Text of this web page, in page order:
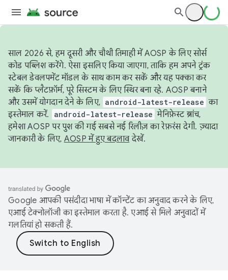
साल 2026 से, हम दूसरी और चौथी तिमाही में AOSP के लिए सोर्स
कोड पब्लिश करेंगे. ऐसा इसलिए किया जाएगा, ताकि हम अपने ट्रंक
स्टेबल डेवलपमेंट मॉडल के साथ काम कर सकें और यह पक्का कर
सकें कि प्लैटफ़ॉर्म, पूरे सिस्टम के लिए स्थिर बना रहे. AOSP बनाने
और उसमें योगदान देने के लिए, android-latest-release का
इस्तेमाल करें.
android-latest-release मेनिफ़ेस्ट ब्रांच,
हमेशा AOSP पर पुश की गई सबसे नई रिलीज़ का रेफ़रंस देगी. ज़्यादा
जानकारी के लिए, AOSP में हुए बदलावदेखें.
Google आपकी पसंदीदा भाषा में कॉन्टेंट का अनुवाद करने के लिए,
एआई टेक्नोलॉजी का इस्तेमाल करता है. एआई से मिले अनुवादों में
गलतियां हो सकती हैं.